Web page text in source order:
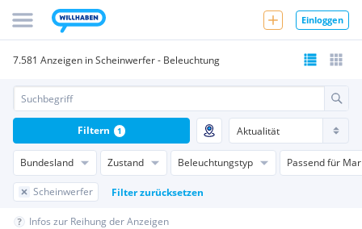
Einloggen
7.581 Anzeigen in Scheinwerfer - Beleuchtung
Bundesland Zustand Beleuchtungstyp Passend für
Scheinwerfer Filter zurücksetzen
Filtern 1
Infos zur Reihung der Anzeigen